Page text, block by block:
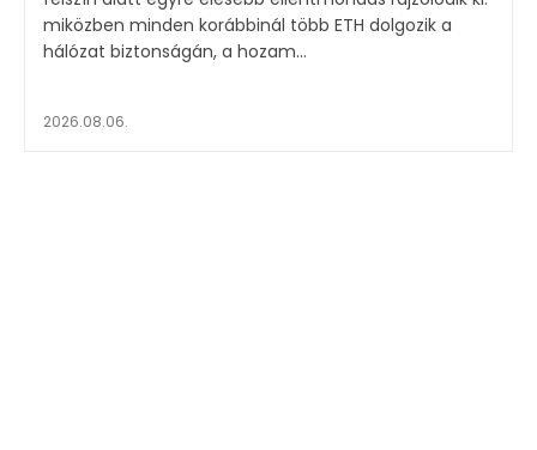
miközben minden korábbinál több ETH dolgozik a
hálózat biztonságán, a hozam...
2026.08.06.